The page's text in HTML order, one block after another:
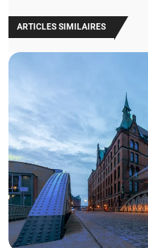
ARTICLES SIMILAIRES